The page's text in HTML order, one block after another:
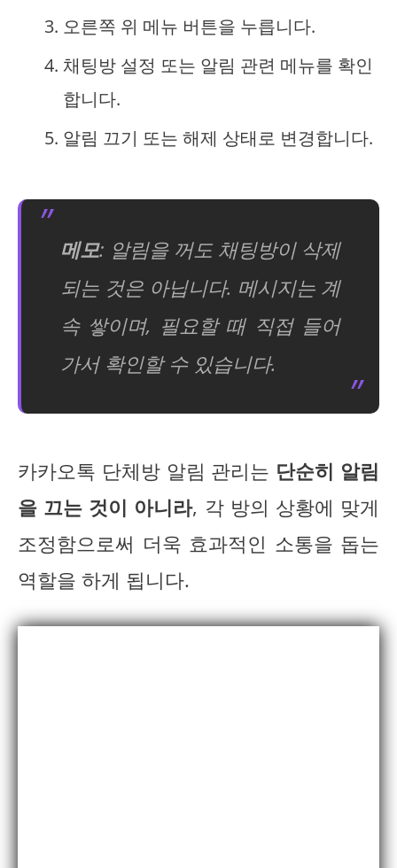
오른쪽 위 메뉴 버튼을 누릅니다.
채팅방 설정 또는 알림 관련 메뉴를 확인
합니다.
알림 끄기 또는 해제 상태로 변경합니다.
메모: 알림을 꺼도 채팅방이 삭제
되는 것은 아닙니다. 메시지는 계
속 쌓이며, 필요할 때 직접 들어
가서 확인할 수 있습니다.
카카오톡 단체방 알림 관리는 단순히 알림
을 끄는 것이 아니라, 각 방의 상황에 맞게
조정함으로써 더욱 효과적인 소통을 돕는
역할을 하게 됩니다.